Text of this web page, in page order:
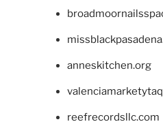
anneskitchen.org
reefrecordsllc.com